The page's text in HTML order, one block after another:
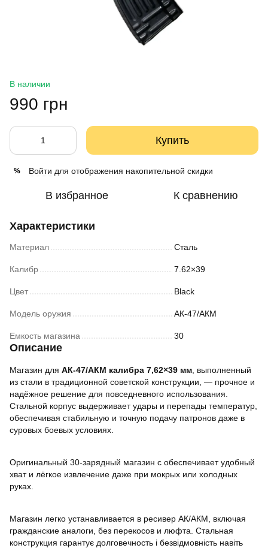
В наличии
990 грн
Купить
% Войти для отображения накопительной скидки
В избранное К сравнению
Характеристики
Материал Сталь
Калибр 7.62×39
Цвет Black
Модель оружия АК-47/АКМ
Емкость магазина 30
Описание
Магазин для АК-47/АКМ калибра 7,62×39 мм , выполненный
из стали в традиционной советской конструкции, — прочное и
надёжное решение для повседневного использования.
Стальной корпус выдерживает удары и перепады температур,
обеспечивая стабильную и точную подачу патронов даже в
суровых боевых условиях.
Оригинальный 30-зарядный магазин с обеспечивает удобный
хват и лёгкое извлечение даже при мокрых или холодных
руках.
Магазин легко устанавливается в ресивер АК/АКМ, включая
гражданские аналоги, без перекосов и люфта. Стальная
конструкция гарантує долговечность і безвідмовність навіть